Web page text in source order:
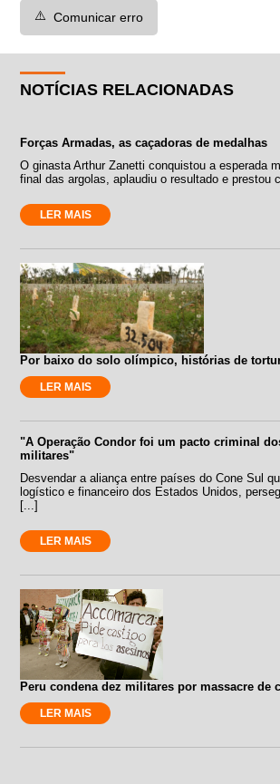
⚠️ Comunicar erro
NOTÍCIAS RELACIONADAS
Forças Armadas, as caçadoras de medalhas
O ginasta Arthur Zanetti conquistou a esperada
final das argolas, aplaudiu o resultado e prestou
LER MAIS
Por baixo do solo olímpico, histórias de
LER MAIS
"A Operação Condor foi um pacto criminal
militares"
Desvendar a aliança entre países do Cone Sul
logístico e financeiro dos Estados Unidos,
[...]
LER MAIS
Peru condena dez militares por massacre de
LER MAIS